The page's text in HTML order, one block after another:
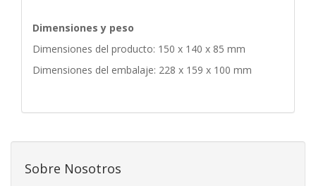
Dimensiones y peso
Dimensiones del producto: 150 x 140 x 85 mm
Dimensiones del embalaje: 228 x 159 x 100 mm
Sobre Nosotros